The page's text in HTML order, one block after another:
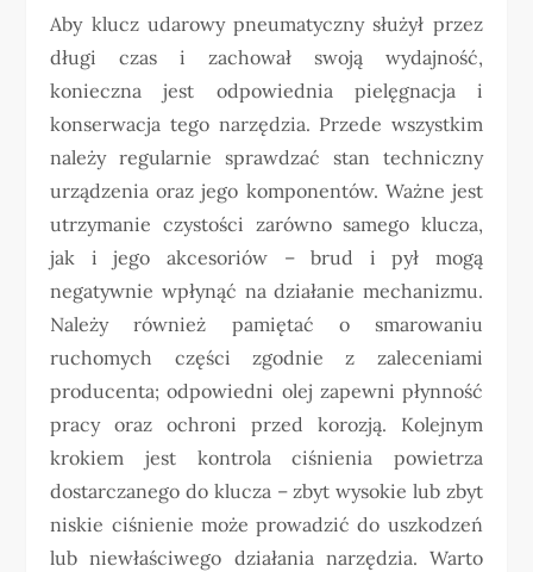
Aby klucz udarowy pneumatyczny służył przez
długi czas i zachował swoją wydajność,
konieczna jest odpowiednia pielęgnacja i
konserwacja tego narzędzia. Przede wszystkim
należy regularnie sprawdzać stan techniczny
urządzenia oraz jego komponentów. Ważne jest
utrzymanie czystości zarówno samego klucza,
jak i jego akcesoriów – brud i pył mogą
negatywnie wpłynąć na działanie mechanizmu.
Należy również pamiętać o smarowaniu
ruchomych części zgodnie z zaleceniami
producenta; odpowiedni olej zapewni płynność
pracy oraz ochroni przed korozją. Kolejnym
krokiem jest kontrola ciśnienia powietrza
dostarczanego do klucza – zbyt wysokie lub zbyt
niskie ciśnienie może prowadzić do uszkodzeń
lub niewłaściwego działania narzędzia. Warto